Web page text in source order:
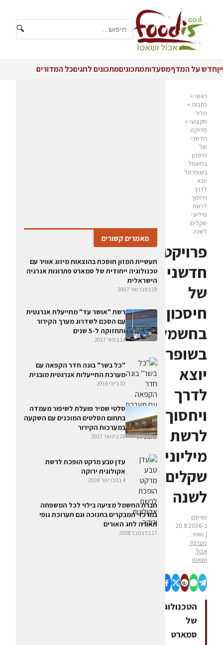
🔍
ייןחדש על המדףמסעדותמתכוניםמתכונים לחגיםכל המדורים
ראשי »
כתבות »
מדור
מקצועי »
פרויקט
חדשני
של
חיסכון
בחשמל
בשופרסל
יוצא
לדרך
ויחסוך
לרשת
מיליוני
שקלים
לשנה
פרויקט
חדשני
של
חיסכון
בחשמל
בשופרסל
יוצא
לדרך
ויחסוך
לרשת
מיליוני
שקלים
לשנה
פורסם
ב-20.8.2006
| מאת:
מערכת
אכול
ושאטו
הטכנולוגיה
של
סמארט
מאמרים קשורים
תעשיית המזון חוסכת בהוצאות מיזוג אוויר עם
טכנולוגיה ייחודית של סמארט פתרונות אנרגיה
הישראלית
19 בפברואר 2007
רשת "אושר עד" מתייעלת אנרגטית
עם הסכם לשדרוג מערך הקירור
ותחזוקה ל-5 שנים
14 במאי 2017
"כל בשר" בונה חדר הקפאה עם
מערכת התייעלות אנרגטית מובנית
10 ביוני 2016
סלטי שמיר פועלת לשיפור מעמדה
בתחום הסלטים המוכנים עם השקעה
במערכות הקירור
26 בינואר 2017
עדן טבע מרקט הופכת לרשת
אקולוגית ירוקה
4 בפברואר 2009
חברת החשמל מציעה בילוי לכל המשפחה
במרכזי המבקרים בחנוכה וגם תערוכת גופי
תאורה לחג האורים
17 בדצמבר 2008